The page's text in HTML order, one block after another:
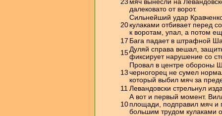
23 мяч вынесли на
далековато от ворот.
20
Сильнейший удар
кулаками отбивает перед
к воротам, упал, а потом
17 Бага падает в штрафной
15Дуляй справа вешал,
фиксирует нарушение со
13
Провал в центре обороны
черногорец не сумел
который выбил мяч за
11 Левандовски стрельнул
10
А вот и первый момент.
площади, подправил мяч и
большим трудом кулаками